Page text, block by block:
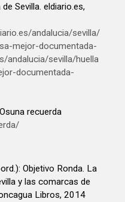
Sevilla. eldiario.es,
andalucia/sevilla/
mejor-documentada-
andalucia/sevilla/huella
documentada-
recuerda
Objetivo Ronda. La
y las comarcas de
Libros, 2014